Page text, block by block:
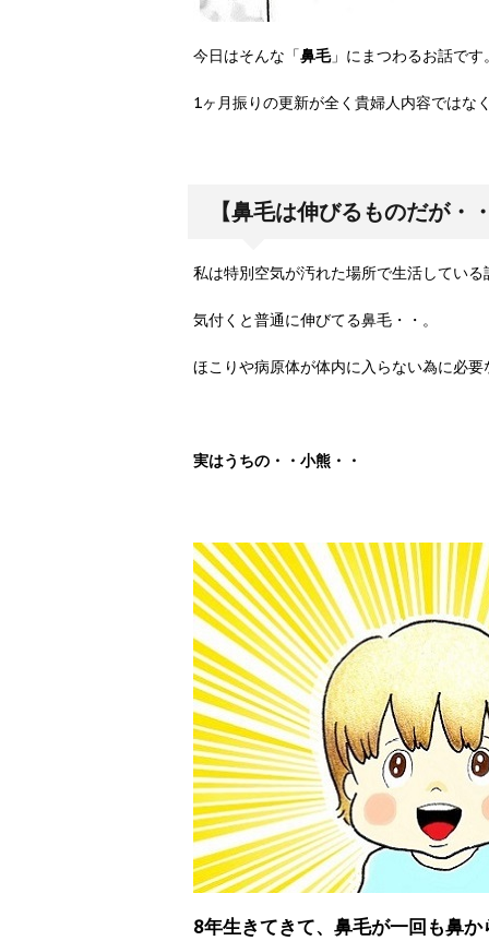
今日はそんな「鼻毛」にまつわるお話です
1ヶ月振りの更新が全く貴婦人内容ではな
【鼻毛は伸びるものだが・
私は特別空気が汚れた場所で生活してい
気付くと普通に伸びてる鼻毛・・。
ほこりや病原体が体内に入らない為に必
実はうちの・・小熊・・
8年生きてきて、鼻毛が一回も鼻